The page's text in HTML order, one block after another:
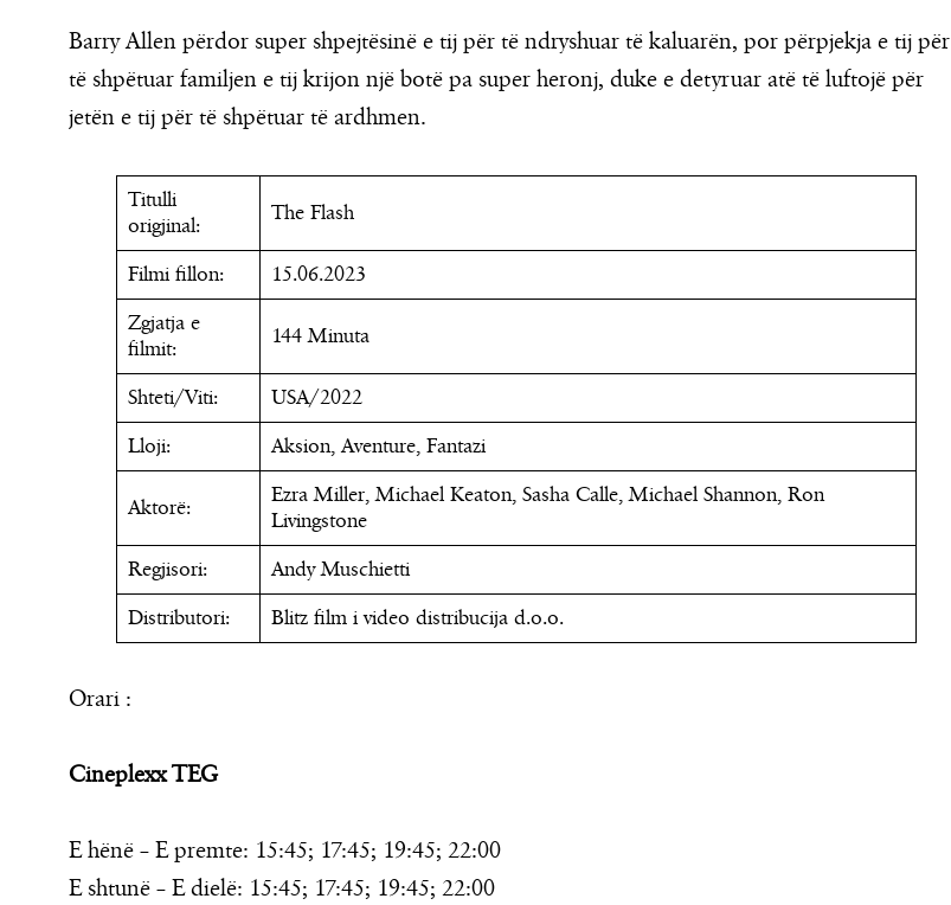
Barry Allen përdor super shpejtësinë e tij për të ndryshuar të kaluarën, por përpjekja e tij për
të shpëtuar familjen e tij krijon një botë pa super heronj, duke e detyruar atë të luftojë për
jetën e tij për të shpëtuar të ardhmen.
Titulli
origjinal:
The Flash
Filmi fillon:
15.06.2023
Zgjatja e
filmit:
144 Minuta
Shteti/Viti:
USA/2022
Lloji:
Aksion, Aventure, Fantazi
Aktorë:
Ezra Miller, Michael Keaton, Sasha Calle, Michael Shannon, Ron
Livingstone
Regjisori:
Andy Muschietti
Distributori:
Blitz film i video distribucija d.o.o.
Orari :
Cineplexx TEG
E hënë – E premte: 15:45; 17:45; 19:45; 22:00
E shtunë – E dielë: 15:45; 17:45; 19:45; 22:00